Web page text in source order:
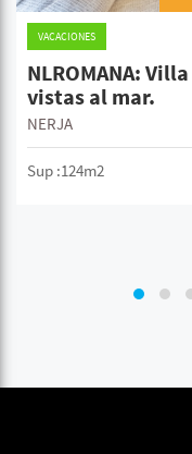
VACACIONES
NLROMANA:
vistas al mar.
NERJA
Sup :124m2